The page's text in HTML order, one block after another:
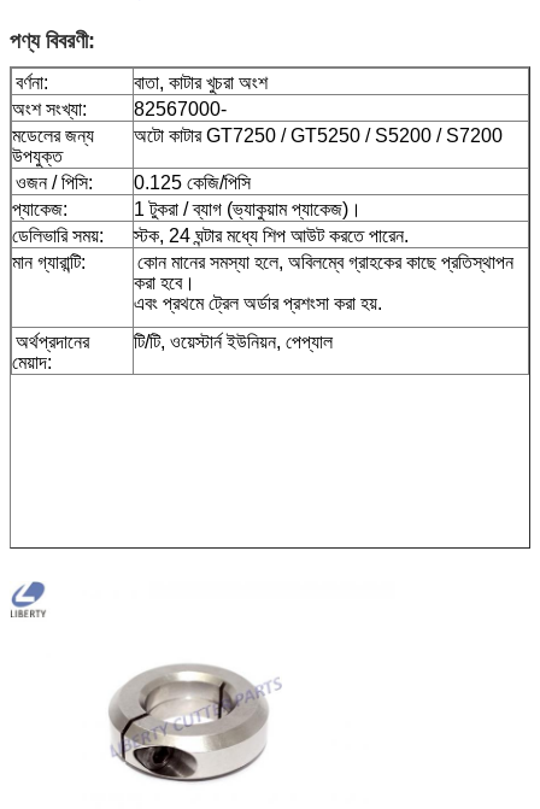
পণ্য বিবরণী:
বর্ণনা:
বাতা, কাটার খুচরা অংশ
অংশ সংখ্যা:
82567000-
মডেলের জন্য
উপযুক্ত
অটো কাটার GT7250 / GT5250 / S5200 / S7200
ওজন / পিসি:
0.125 কেজি/পিসি
প্যাকেজ:
1 টুকরা / ব্যাগ (ভ্যাকুয়াম প্যাকেজ)।
ডেলিভারি সময়:
স্টক, 24 ঘন্টার মধ্যে শিপ আউট করতে পারেন.
মান গ্যারান্টি:
কোন মানের সমস্যা হলে, অবিলম্বে গ্রাহকের কাছে প্রতিস্থাপন
করা হবে।
এবং প্রথমে ট্রেল অর্ডার প্রশংসা করা হয়.
অর্থপ্রদানের
মেয়াদ:
টি/টি, ওয়েস্টার্ন ইউনিয়ন, পেপ্যাল